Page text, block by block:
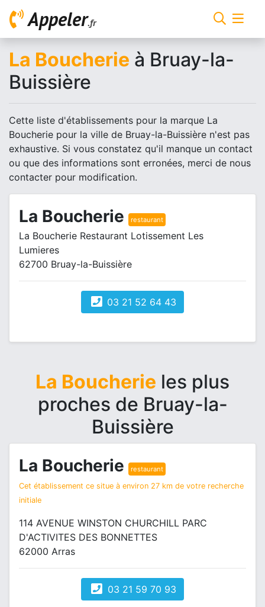
Appeler.fr
La Boucherie à Bruay-la-
Buissière
Cette liste d'établissements pour la marque La
Boucherie pour la ville de Bruay-la-Buissière n'est pas
exhaustive. Si vous constatez qu'il manque un contact
ou que des informations sont erronées, merci de nous
contacter pour modification.
La Boucherie restaurant
La Boucherie Restaurant Lotissement Les
Lumieres
62700 Bruay-la-Buissière
03 21 52 64 43
La Boucherie les plus
proches de Bruay-la-
Buissière
La Boucherie restaurant
Cet établissement ce situe à environ 27 km de votre recherche
initiale
114 AVENUE WINSTON CHURCHILL PARC
D'ACTIVITES DES BONNETTES
62000 Arras
03 21 59 70 93